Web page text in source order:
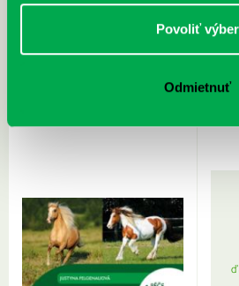
Povoliť výber
Odmietnuť
Sprievodca po hviezdnej oblohe